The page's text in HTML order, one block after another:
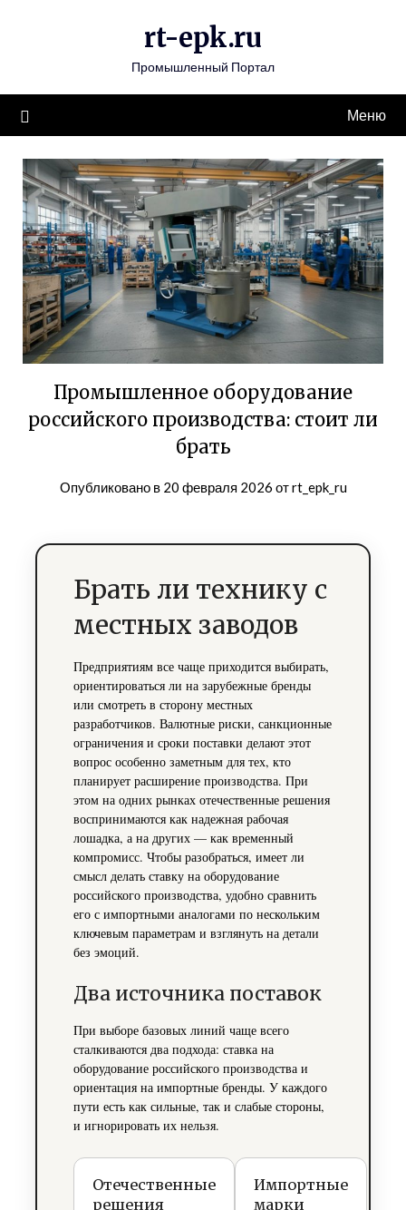
rt-epk.ru
Промышленный Портал
Меню
Промышленное оборудование
российского производства: стоит ли
брать
Опубликовано в 20 февраля 2026 отrt_epk_ru
Брать ли технику с
местных заводов
Предприятиям все чаще приходится выбирать,
ориентироваться ли на зарубежные бренды
или смотреть в сторону местных
разработчиков. Валютные риски, санкционные
ограничения и сроки поставки делают этот
вопрос особенно заметным для тех, кто
планирует расширение производства. При
этом на одних рынках отечественные решения
воспринимаются как надежная рабочая
лошадка, а на других — как временный
компромисс. Чтобы разобраться, имеет ли
смысл делать ставку на оборудование
российского производства, удобно сравнить
его с импортными аналогами по нескольким
ключевым параметрам и взглянуть на детали
без эмоций.
Два источника поставок
При выборе базовых линий чаще всего
сталкиваются два подхода: ставка на
оборудование российского производства и
ориентация на импортные бренды. У каждого
пути есть как сильные, так и слабые стороны,
и игнорировать их нельзя.
Отечественные
решения
Импортные
марки